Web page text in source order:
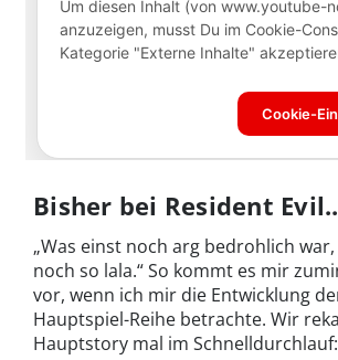
Bisher bei Resident
„Was einst noch arg bedrohlich
noch so lala.“ So kommt es mir
vor, wenn ich mir die Entwicklung
Hauptspiel-Reihe betrachte. Wir
Hauptstory mal im Schnelldurchlauf: